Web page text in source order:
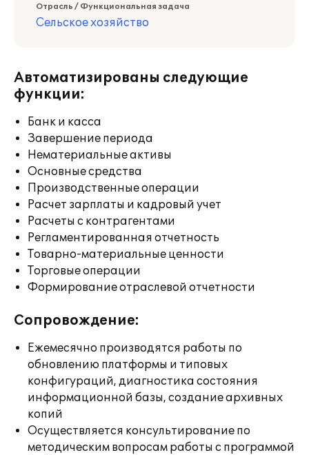
Отрасль / Функциональная задача
Сельское хозяйство
Автоматизированы следующие
функции:
Банк и касса
Завершение периода
Нематериальные активы
Основные средства
Производственные операции
Расчет зарплаты и кадровый учет
Расчеты с контрагентами
Регламентированная отчетность
Товарно-материальные ценности
Торговые операции
Формирование отраслевой отчетности
Сопровождение:
Ежемесячно производятся работы по
обновлению платформы и типовых
конфигураций, диагностика состояния
информационной базы, создание архивных
копий
Осуществляется консультирование по
методическим вопросам работы с программой